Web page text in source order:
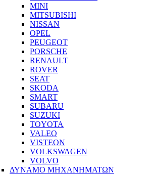
MINI
MITSUBISHI
NISSAN
OPEL
PEUGEOT
PORSCHE
RENAULT
ROVER
SEAT
SKODA
SMART
SUBARU
SUZUKI
TOYOTA
VALEO
VISTEON
VOLKSWAGEN
VOLVO
ΔΥΝΑΜΟ ΜΗΧΑΝΗΜΑΤΩΝ